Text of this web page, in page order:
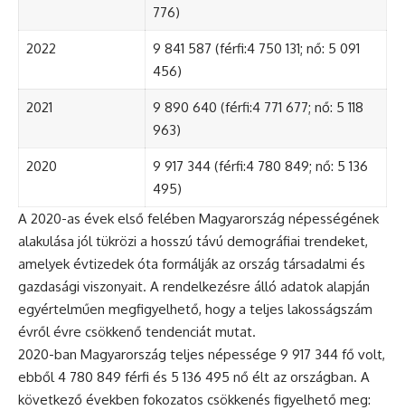
776)
2022
9 841 587 (férfi:4 750 131; nő: 5 091
456)
2021
9 890 640 (férfi:4 771 677; nő: 5 118
963)
2020
9 917 344 (férfi:4 780 849; nő: 5 136
495)
A 2020-as évek első felében Magyarország népességének
alakulása jól tükrözi a hosszú távú demográfiai trendeket,
amelyek évtizedek óta formálják az ország társadalmi és
gazdasági viszonyait. A rendelkezésre álló adatok alapján
egyértelműen megfigyelhető, hogy a teljes lakosságszám
évről évre csökkenő tendenciát mutat.
2020-ban Magyarország teljes népessége 9 917 344 fő volt,
ebből 4 780 849 férfi és 5 136 495 nő élt az országban. A
következő években fokozatos csökkenés figyelhető meg: